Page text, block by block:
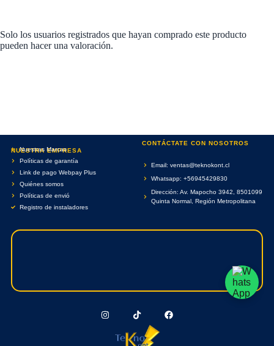
Solo los usuarios registrados que hayan comprado este producto
pueden hacer una valoración.
NUESTRA EMPRESA
Nuestras Marcas
Políticas de garantía
Link de pago Webpay Plus
Quiénes somos
Políticas de envió
Registro de instaladores
CONTÁCTATE CON NOSOTROS
Email: ventas@teknokont.cl
Whatsapp: +56945429830
Dirección: Av. Mapocho 3942, 8501099
Quinta Normal, Región Metropolitana